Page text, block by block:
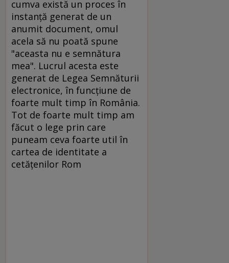
cumva există un proces în
instanţă generat de un
anumit document, omul
acela să nu poată spune
"aceasta nu e semnătura
mea". Lucrul acesta este
generat de Legea Semnăturii
electronice, în funcţiune de
foarte mult timp în România.
Tot de foarte mult timp am
făcut o lege prin care
puneam ceva foarte util în
cartea de identitate a
cetăţenilor Rom